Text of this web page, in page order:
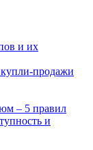
и их
продажи
– 5 правил
и